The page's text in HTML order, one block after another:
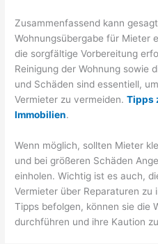
Zusammenfassend kann
Wohnungsübergabe für Mieter
die sorgfältige Vorbereitung
Reinigung der Wohnung sowie
und Schäden sind essentiell,
Vermieter zu vermeiden.Tipps
Immobilien.
Wenn möglich, sollten Mieter
und bei größeren Schäden
einholen. Wichtig ist es auch,
Vermieter über Reparaturen zu
Tipps befolgen, können sie die
durchführen und ihre Kaution